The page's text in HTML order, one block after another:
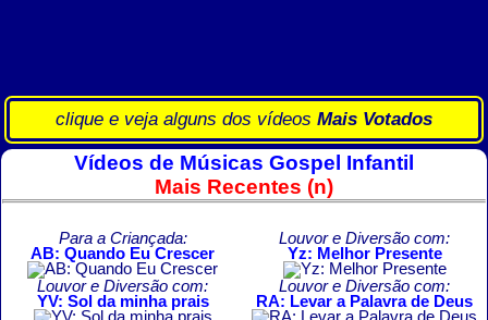
clique e veja alguns dos vídeos Mais Votados
Vídeos de Músicas Gospel Infantil
Mais Recentes (n)
Para a Criançada:
AB: Quando Eu Crescer
Louvor e Diversão com:
Yz: Melhor Presente
Louvor e Diversão com:
YV: Sol da minha prais
Louvor e Diversão com:
RA: Levar a Palavra de Deus